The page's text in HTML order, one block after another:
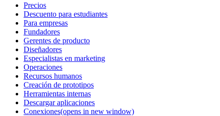
Precios
Descuento para estudiantes
Para empresas
Fundadores
Gerentes de producto
Diseñadores
Especialistas en marketing
Operaciones
Recursos humanos
Creación de prototipos
Herramientas internas
Descargar aplicaciones
Conexiones(opens in new window)